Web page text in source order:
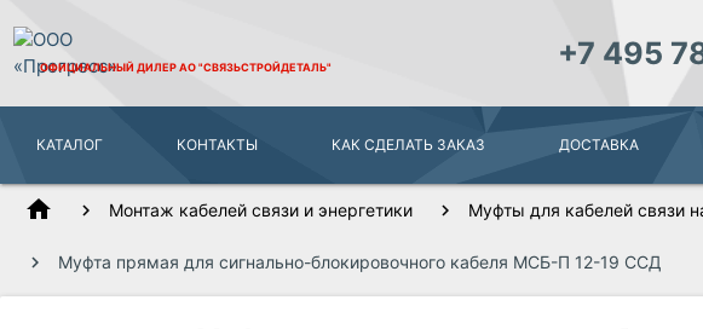
ОФИЦИАЛЬНЫЙ ДИЛЕРАО "СВЯЗЬСТРОЙДЕТАЛЬ" +7 495
КАТАЛОГ КОНТАКТЫ КАК СДЕЛАТЬ ЗАКАЗ ДОСТАВКА
home Монтаж кабелей связи и энергетики Муфты для кабелей связи
Муфта прямая для сигнально-блокировочного кабеля МСБ-П 12-19 ССД